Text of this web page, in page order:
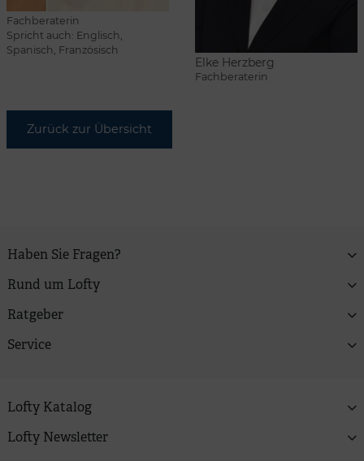
Fachberaterin
Spricht auch: Englisch,
Spanisch, Französisch
Elke Herzberg
Fachberaterin
Zurück zur Übersicht
Haben Sie Fragen?
Rund um Lofty
Ratgeber
Service
Lofty Katalog
Lofty Newsletter